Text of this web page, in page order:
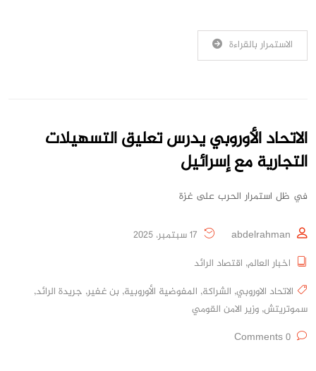
الاستمرار بالقراءة
الاتحاد الأوروبي يدرس تعليق التسهيلات
التجارية مع إسرائيل
في ظل استمرار الحرب على غزة
abdelrahman
اخبار العالم, اقتصاد الرائد
الاتحاد الاوروبي, الشراكة, المفوضية الأوروبية, بن غفير, جريدة الرائد,
سموتريتش, وزير الامن القومي